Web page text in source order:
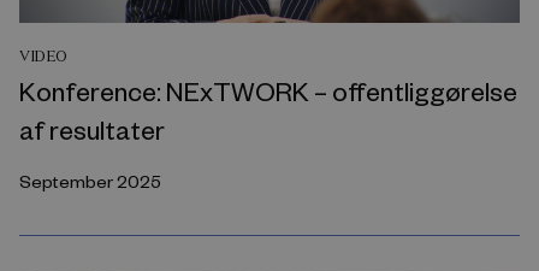
VIDEO
Konference: NExTWORK – offentliggørelse
af resultater
September 2025